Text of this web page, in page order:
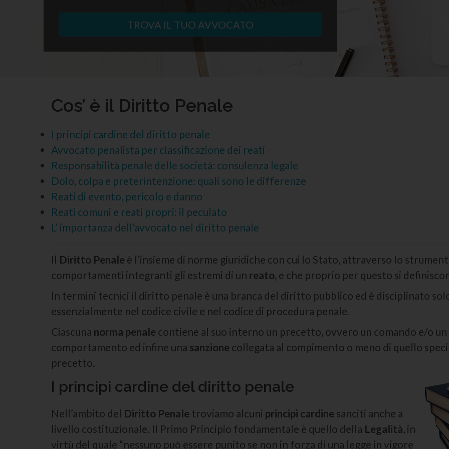
TROVA IL TUO AVVOCATO
Cos’ è il Diritto Penale
I principi cardine del diritto penale
Avvocato penalista per classificazione dei reati
Responsabilità penale delle società: consulenza legale
Dolo, colpa e preterintenzione: quali sono le differenze
Reati di evento, pericolo e danno
Reati comuni e reati propri: il peculato
L’ importanza dell’avvocato nel diritto penale
Il Diritto Penale è l’insieme di norme giuridiche con cui lo Stato, attraverso lo
comportamenti integranti gli estremi di un reato, e che proprio per questo si
In termini tecnici il diritto penale è una branca del diritto pubblico ed è disciplinato
essenzialmente nel codice civile e nel codice di procedura penale.
Ciascuna norma penale contiene al suo interno un precetto, ovvero un comando e/o
comportamento ed infine una sanzione collegata al compimento o meno di quello
precetto.
I principi cardine del diritto penale
Nell’ambito del Diritto Penale troviamo alcuni principi cardine sanciti anche a
livello costituzionale. Il Primo Principio fondamentale è quello della Legalità, in
virtù del quale “nessuno può essere punito se non in forza di una legge in vigore